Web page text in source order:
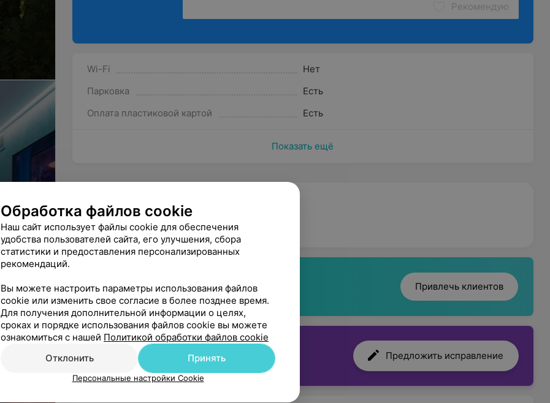
Рекомендую
Wi-Fi
Нет
Парковка
Есть
Оплата пластиковой картой
Есть
Показать ещё
Минск, ул. Лучины, 28
ДО 18:00 МАРШРУТ
Вы владелец? Привлечь клиентов
Нашли ошибку? Предложить исправление
Обработка файлов cookie
Наш сайт использует файлы cookie для обеспечения
удобства пользователей сайта, его улучшения, сбора
статистики и предоставления персонализированных
рекомендаций.
Вы можете настроить параметры использования файлов
cookie или изменить свое согласие в более позднее время.
Для получения дополнительной информации о целях,
сроках и порядке использования файлов cookie вы можете
ознакомиться с нашей Политикой обработки файлов cookie
Отклонить
Принять
Персональные настройки Cookie